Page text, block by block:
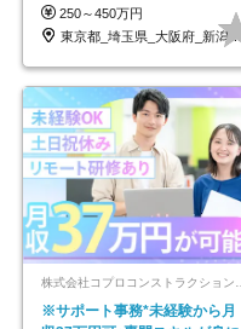
250～450万円
東京都_埼玉県_大阪府_新潟県_福岡県
※サポート事務*未経験から月